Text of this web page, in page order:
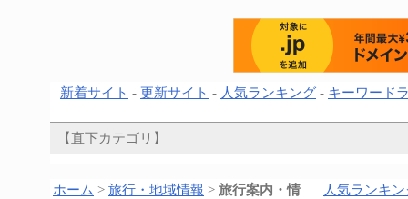
新着サイト - 更新サイト - 人気ランキング - キーワード
【直下カテゴリ】
ホーム > 旅行・地域情報 > 旅行案内・情
人気ランキ